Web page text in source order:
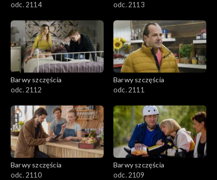
odc. 2114
odc. 2113
Barwy szczęścia
odc. 2112
Barwy szczęścia
odc. 2111
Barwy szczęścia
odc. 2110
Barwy szczęścia
odc. 2109